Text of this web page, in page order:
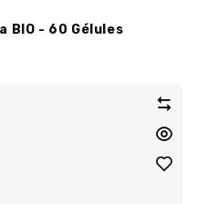
BIO - 60 Gélules